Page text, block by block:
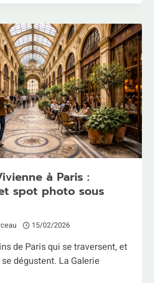
BANGLADESH
VISA,
ITINÉRAIRES
NATURE
ET
REPÈRES
TERRAIN
à Paris :
spot photo sous
15/02/2026
de Paris qui se traversent, et
dégustent. La Galerie